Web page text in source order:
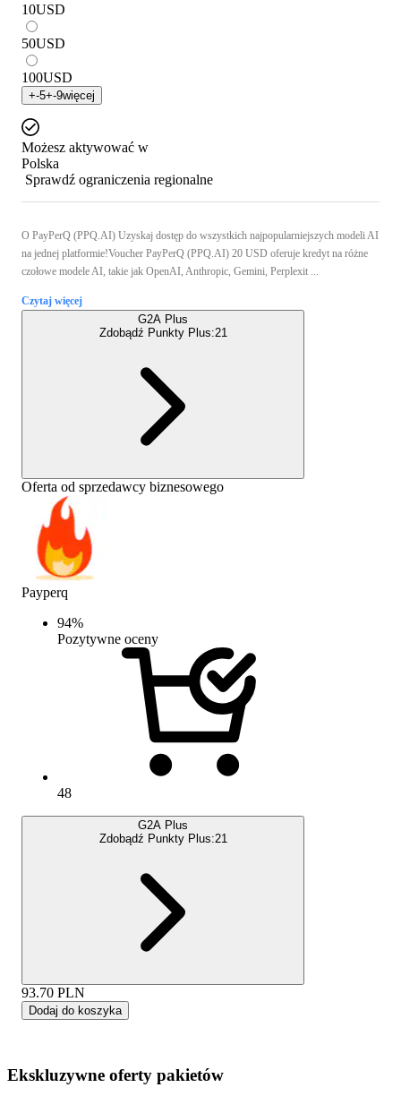
10USD
50USD
100USD
+-5+-9więcej
Możesz aktywować w
Polska
Sprawdź ograniczenia regionalne
O PayPerQ (PPQ.AI) Uzyskaj dostęp do wszystkich najpopularniejszych modeli AI
na jednej platformie!Voucher PayPerQ (PPQ.AI) 20 USD oferuje kredyt na różne
czołowe modele AI, takie jak OpenAI, Anthropic, Gemini, Perplexit ...
Czytaj więcej
G2A Plus
Zdobądź Punkty Plus:21
Oferta od sprzedawcy biznesowego
Payperq
94%
Pozytywne oceny
48
G2A Plus
Zdobądź Punkty Plus:21
93.70 PLN
Dodaj do koszyka
Ekskluzywne oferty pakietów